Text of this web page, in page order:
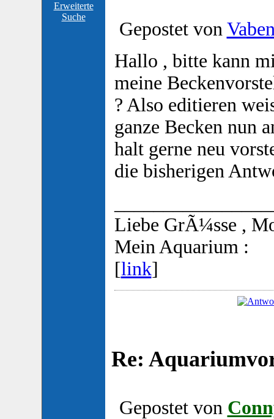
Erweiterte
Suche
Gepostet von
Hallo , bitte kann
meine
? Also editieren
ganze Becken nun
halt gerne neu
die bisherigen
Liebe GrÃ¼sse ,
Mein Aquarium :
[link]
Re:
Gepostet von